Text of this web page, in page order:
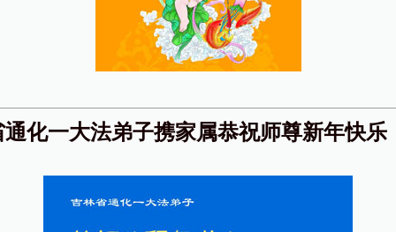
化一大法弟子携家属恭祝师尊新年快乐